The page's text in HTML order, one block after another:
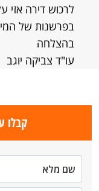
לרכוש דירה
בפרשנות של
בהצלחה
עו"ד צביקה יוגב
קבלו